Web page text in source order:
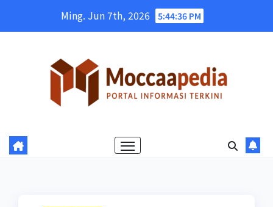
Ming. Jun 7th, 2026 5:44:37 PM